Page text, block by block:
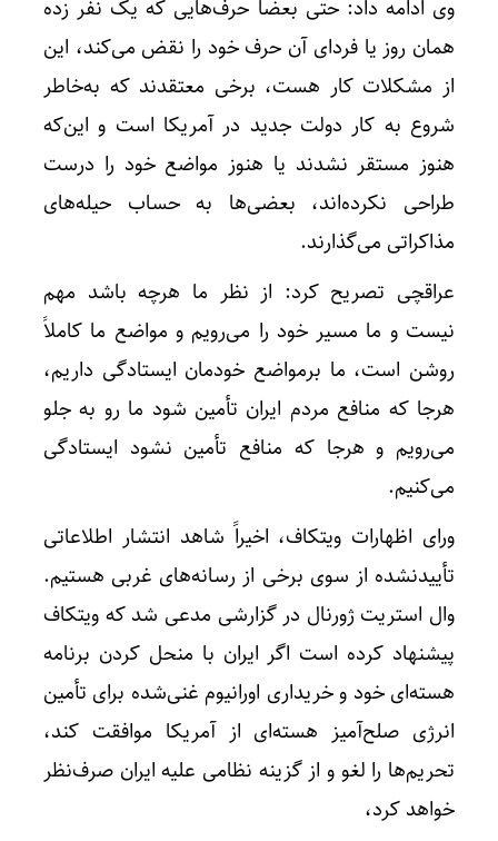
وی ادامه داد: حتی بعضاً حرف‌هایی که یک نفر زده
همان روز یا فردای آن حرف خود را نقض می‌کند، این
از مشکلات کار هست، برخی معتقدند که به‌خاطر
شروع به کار دولت جدید در آمریکا است و این‌که
هنوز مستقر نشدند یا هنوز مواضع خود را درست
طراحی نکرده‌اند، بعضی‌ها به حساب حیله‌های
مذاکراتی می‌گذارند.
عراقچی تصریح کرد: از نظر ما هرچه باشد مهم
نیست و ما مسیر خود را می‌رویم و مواضع ما کاملاً
روشن است، ما برمواضع خودمان ایستادگی داریم،
هرجا که منافع مردم ایران تأمین شود ما رو به جلو
می‌رویم و هرجا که منافع تأمین نشود ایستادگی
می‌کنیم.
ورای اظهارات ویتکاف، اخیراً شاهد انتشار اطلاعاتی
تأییدنشده از سوی برخی از رسانه‌های غربی هستیم.
وال استریت ژورنال در گزارشی مدعی شد که ویتکاف
پیشنهاد کرده است اگر ایران با منحل کردن برنامه
هسته‌ای خود و خریداری اورانیوم غنی‌شده برای تأمین
انرژی صلح‌آمیز هسته‌ای از آمریکا موافقت کند،
تحریم‌ها را لغو و از گزینه نظامی علیه ایران صرف‌‎نظر
خواهد کرد،